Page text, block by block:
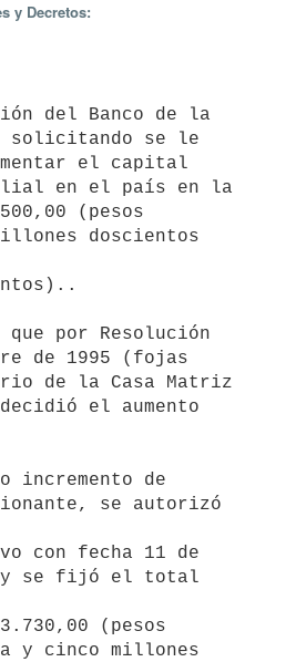
y Decretos:
solicitando se le
el capital
en el país en la
(pesos
doscientos
de 1995 (fojas
de la Casa Matriz
el aumento
de
se autorizó
con fecha 11 de
y se fijó el total
(pesos
y cinco millones